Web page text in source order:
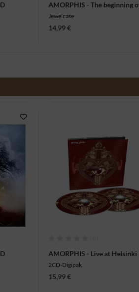
AMORPHIS - The beginning
times, CD
Jewelcase
14,99 €
AMORPHIS - Live at Helsinki
Hall, 2CD
2CD-Digipak
15,99 €